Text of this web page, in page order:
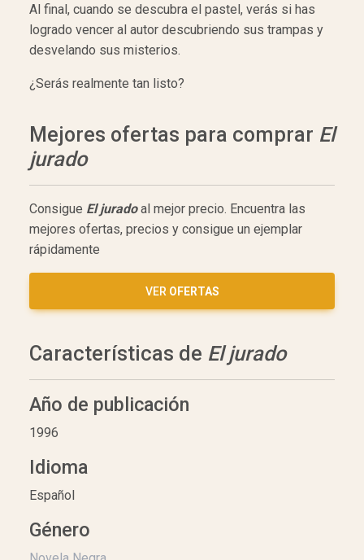
Al final, cuando se descubra el pastel, verás si has
logrado vencer al autor descubriendo sus trampas y
desvelando sus misterios.
¿Serás realmente tan listo?
Mejores ofertas para comprar El
jurado
Consigue El juradoal mejor precio. Encuentra las
mejores ofertas, precios y consigue un ejemplar
rápidamente
VER OFERTAS
Características de El jurado
Año de publicación
1996
Idioma
Español
Género